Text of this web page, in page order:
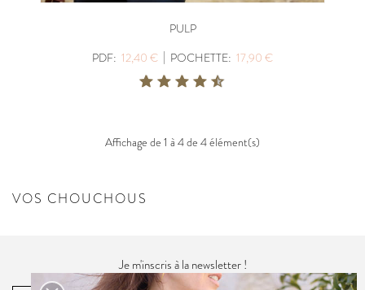
PULP
PDF: 12,40 € | POCHETTE: 17,90 €
Affichage de 1 à 4 de 4 élément(s)
VOS CHOUCHOUS
Je m'inscris à la newsletter !